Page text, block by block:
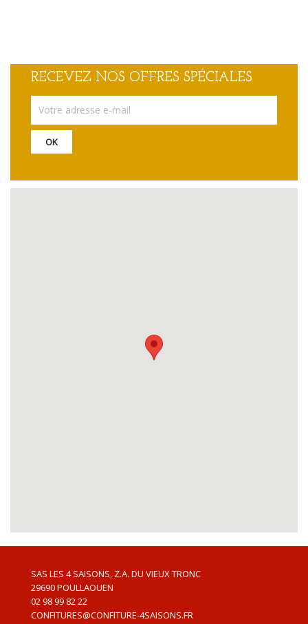
RECEVEZ NOS OFFRES SPÉCIALES
SAS LES 4 SAISONS, Z.A. DU VIEUX TRONC
29690POULLAOUEN
02 98 99 82 22
CONFITURES@CONFITURE-4SAISONS.FR